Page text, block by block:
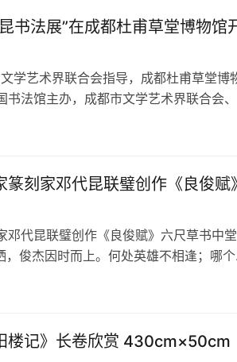
法展”在成都杜甫草堂博物馆
学艺术界联合会指导，成都杜甫草堂博
法馆主办，成都市文学艺术界联合会、
刻家邓代昆联璧创作《良俊赋
邓代昆联璧创作《良俊赋》六尺草书中
俊杰因时而上。何处英雄不相逢；哪个
楼记》长卷欣赏 430cm×50cm